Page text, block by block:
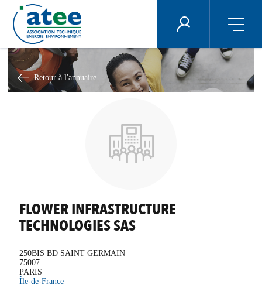
Aller
contenu
principal
ÉNERGIE PLUS
Retour à l'annuaire
FLOWER INFRASTRUCTURE
TECHNOLOGIES SAS
250BIS BD SAINT GERMAIN
75007
PARIS
Île-de-France
Panneau de gestion des cookies